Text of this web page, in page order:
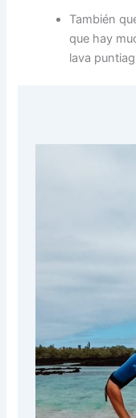
También
que hay
lava